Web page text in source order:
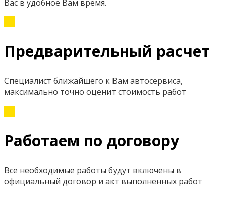
Вас в удобное Вам время.
Предварительный расчет
Специалист ближайшего к Вам автосервиса,
максимально точно оценит стоимость работ
Работаем по договору
Все необходимые работы будут включены в
официальный договор и акт выполненных работ